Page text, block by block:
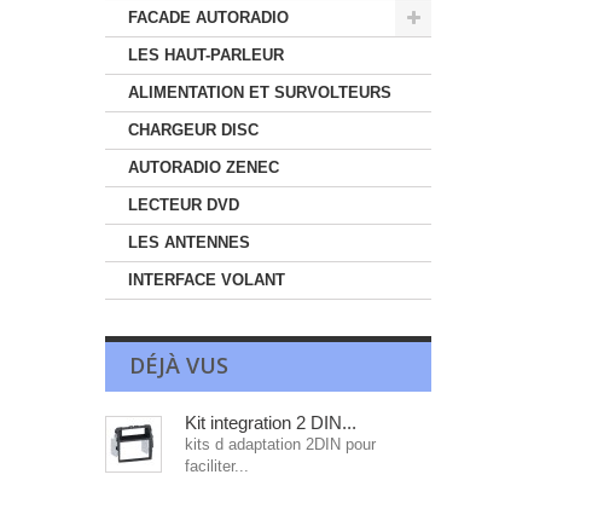
FACADE AUTORADIO
LES HAUT-PARLEUR
ALIMENTATION ET SURVOLTEURS
CHARGEUR DISC
AUTORADIO ZENEC
LECTEUR DVD
LES ANTENNES
INTERFACE VOLANT
DÉJÀ VUS
Kit integration 2 DIN...
kits d adaptation 2DIN pour
faciliter...